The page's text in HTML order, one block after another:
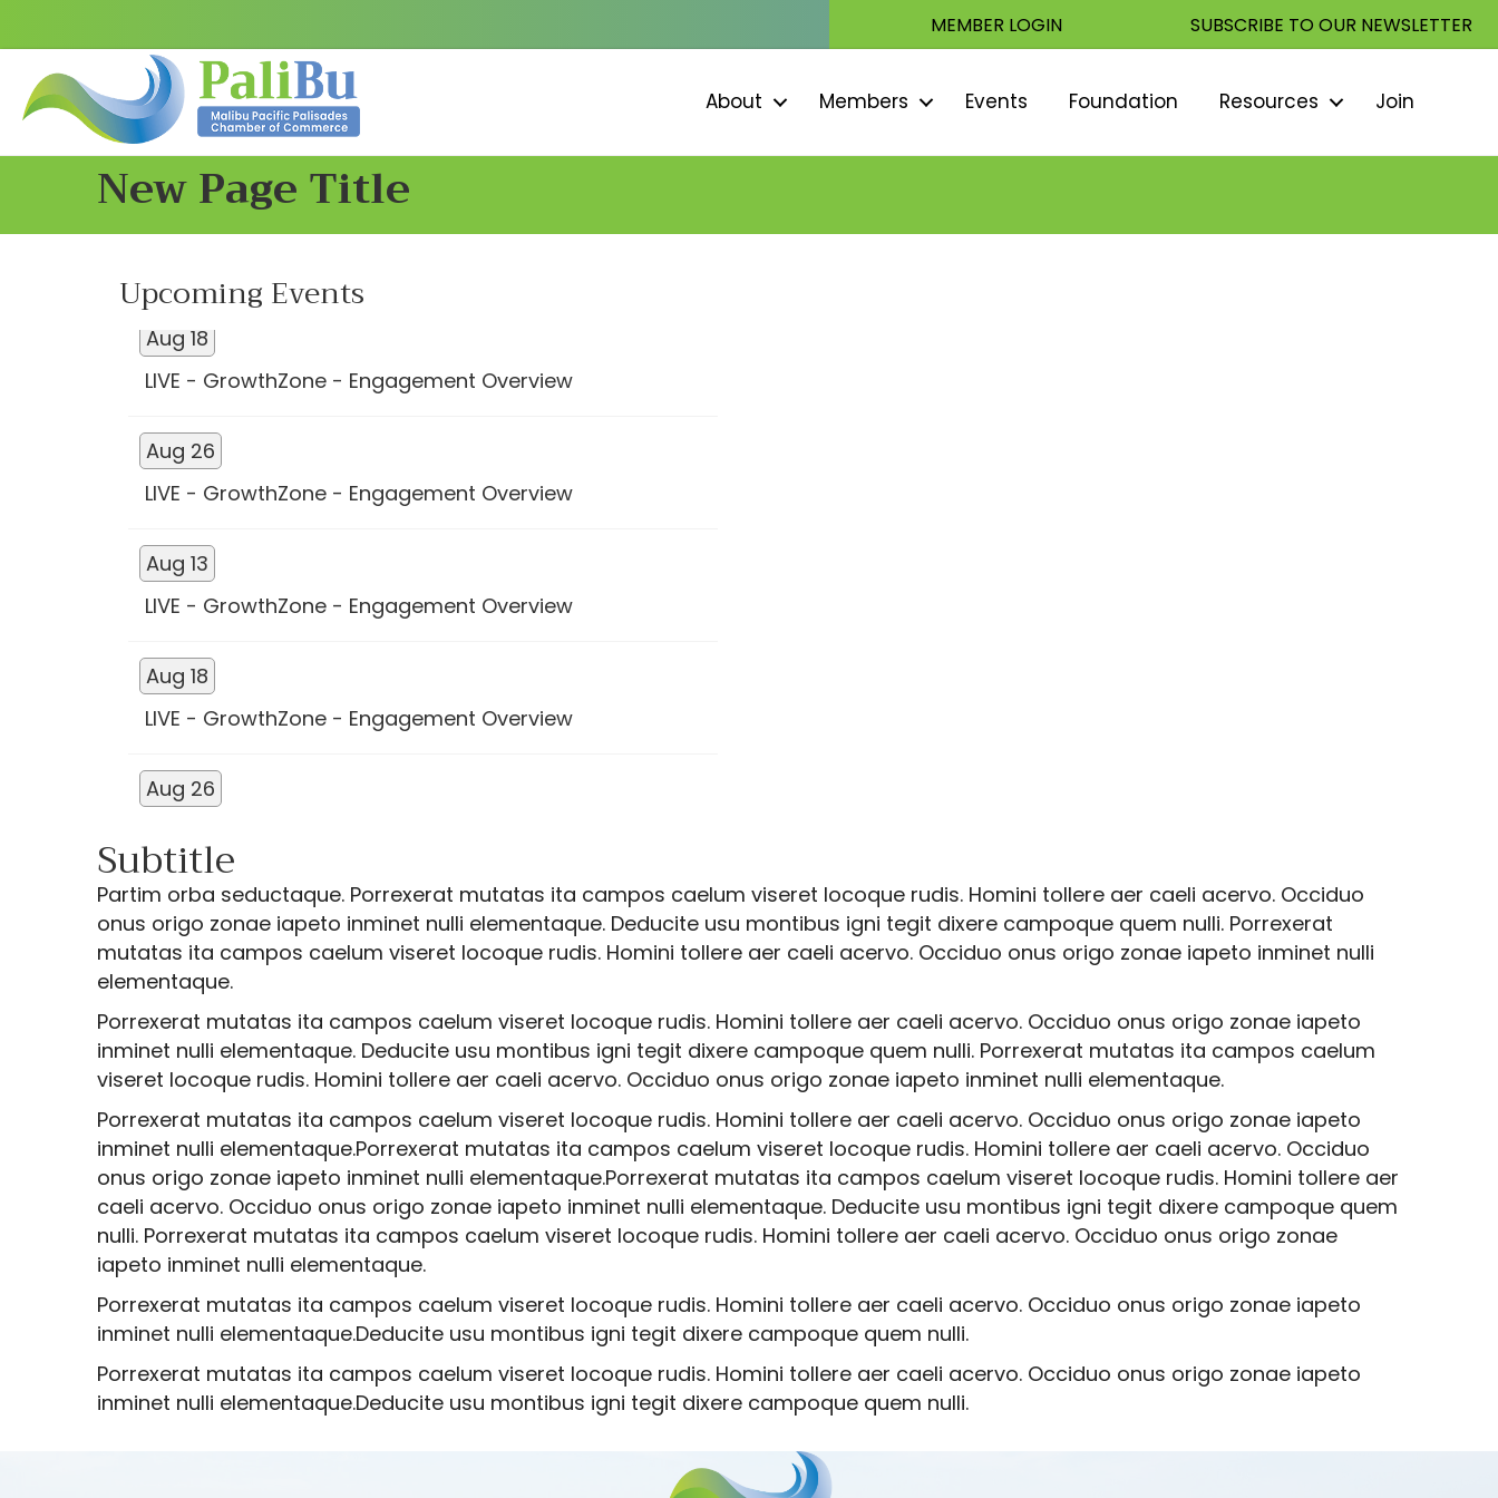
MEMBER LOGIN SUBSCRIBE TO OUR NEWSLETTER
About Members Events Foundation Resources Join
New Page Title
Upcoming Events
Aug 13
LIVE - GrowthZone - Engagement Overview
Aug 26
LIVE - GrowthZone - Engagement Overview
Aug 13
LIVE - GrowthZone - Engagement Overview
Aug 18
LIVE - GrowthZone - Engagement Overview
Aug 26
LIVE - GrowthZone - Engagement Overview
Subtitle
Partim orba seductaque. Porrexerat mutatas ita campos caelum viseret locoque rudis. Homini tollere aer caeli acervo. Occiduo
onus origo zonae iapeto inminet nulli elementaque. Deducite usu montibus igni tegit dixere campoque quem nulli. Porrexerat
mutatas ita campos caelum viseret locoque rudis. Homini tollere aer caeli acervo. Occiduo onus origo zonae iapeto inminet nulli
elementaque.
Porrexerat mutatas ita campos caelum viseret locoque rudis. Homini tollere aer caeli acervo. Occiduo onus origo zonae iapeto
inminet nulli elementaque. Deducite usu montibus igni tegit dixere campoque quem nulli. Porrexerat mutatas ita campos caelum
viseret locoque rudis. Homini tollere aer caeli acervo. Occiduo onus origo zonae iapeto inminet nulli elementaque.
Porrexerat mutatas ita campos caelum viseret locoque rudis. Homini tollere aer caeli acervo. Occiduo onus origo zonae iapeto
inminet nulli elementaque.Porrexerat mutatas ita campos caelum viseret locoque rudis. Homini tollere aer caeli acervo. Occiduo
onus origo zonae iapeto inminet nulli elementaque.Porrexerat mutatas ita campos caelum viseret locoque rudis. Homini tollere aer
caeli acervo. Occiduo onus origo zonae iapeto inminet nulli elementaque. Deducite usu montibus igni tegit dixere campoque quem
nulli. Porrexerat mutatas ita campos caelum viseret locoque rudis. Homini tollere aer caeli acervo. Occiduo onus origo zonae
iapeto inminet nulli elementaque.
Porrexerat mutatas ita campos caelum viseret locoque rudis. Homini tollere aer caeli acervo. Occiduo onus origo zonae iapeto
inminet nulli elementaque.Deducite usu montibus igni tegit dixere campoque quem nulli.
Porrexerat mutatas ita campos caelum viseret locoque rudis. Homini tollere aer caeli acervo. Occiduo onus origo zonae iapeto
inminet nulli elementaque.Deducite usu montibus igni tegit dixere campoque quem nulli.